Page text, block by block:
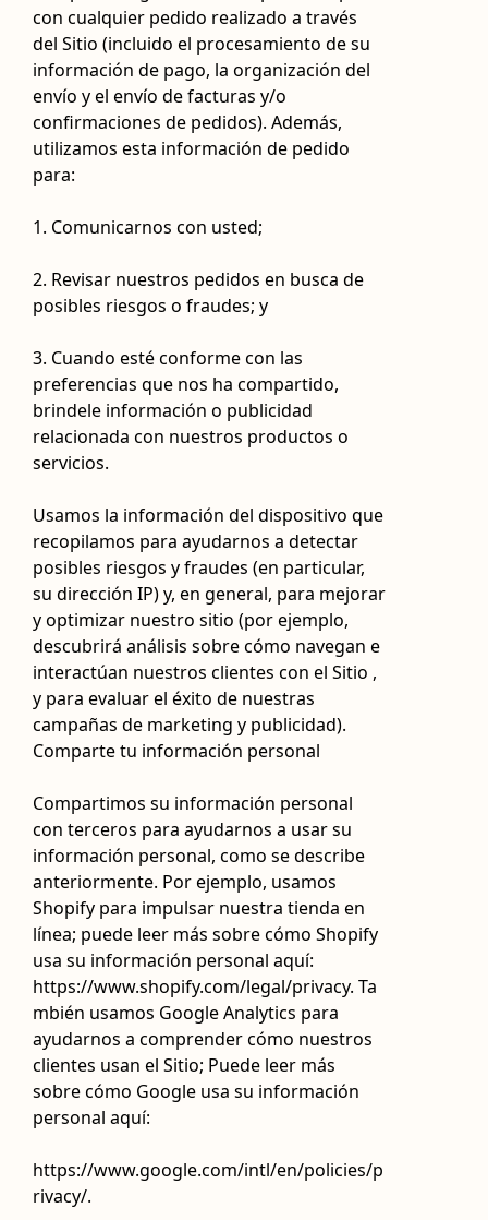
con cualquier pedido realizado a través
del Sitio (incluido el procesamiento de su
información de pago, la organización del
envío y el envío de facturas y/o
confirmaciones de pedidos). Además,
utilizamos esta información de pedido
para:
1. Comunicarnos con usted;
2. Revisar nuestros pedidos en busca de
posibles riesgos o fraudes; y
3. Cuando esté conforme con las
preferencias que nos ha compartido,
brindele información o publicidad
relacionada con nuestros productos o
servicios.
Usamos la información del dispositivo que
recopilamos para ayudarnos a detectar
posibles riesgos y fraudes (en particular,
su dirección IP) y, en general, para mejorar
y optimizar nuestro sitio (por ejemplo,
descubrirá análisis sobre cómo navegan e
interactúan nuestros clientes con el Sitio ,
y para evaluar el éxito de nuestras
campañas de marketing y publicidad).
Comparte tu información personal
Compartimos su información personal
con terceros para ayudarnos a usar su
información personal, como se describe
anteriormente. Por ejemplo, usamos
Shopify para impulsar nuestra tienda en
línea; puede leer más sobre cómo Shopify
usa su información personal aquí:
https://www.shopify.com/legal/privacy. Ta
mbién usamos Google Analytics para
ayudarnos a comprender cómo nuestros
clientes usan el Sitio; Puede leer más
sobre cómo Google usa su información
personal aquí:
https://www.google.com/intl/en/policies/p
rivacy/.